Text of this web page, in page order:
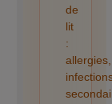
de
lit
:
allergies,